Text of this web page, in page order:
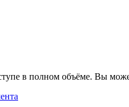
в полном объёме. Вы